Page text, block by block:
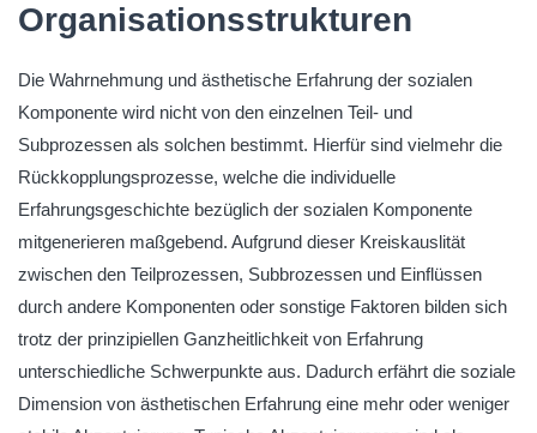
6 Antizipierendes
Organisationsstrukturen
Die Wahrnehmung und ästhetische Erfahrung der sozialen
Komponente wird nicht von den einzelnen Teil- und
Subprozessen als solchen bestimmt. Hierfür sind vielmehr die
Rückkopplungsprozesse, welche die individuelle
Erfahrungsgeschichte bezüglich der sozialen Komponente
mitgenerieren maßgebend. Aufgrund dieser Kreiskauslität
zwischen den Teilprozessen, Subbrozessen und Einflüssen
durch andere Komponenten oder sonstige Faktoren bilden sich
trotz der prinzipiellen Ganzheitlichkeit von Erfahrung
unterschiedliche Schwerpunkte aus. Dadurch erfährt die soziale
Dimension von ästhetischen Erfahrung eine mehr oder weniger